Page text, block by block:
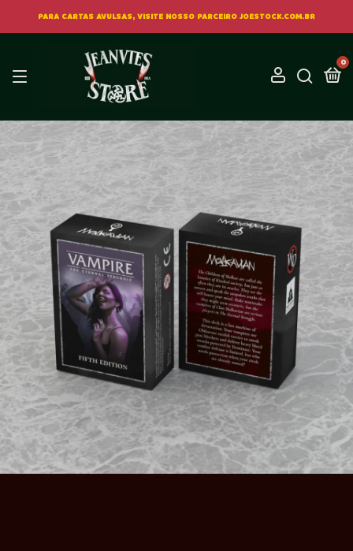
PARA CARTAS AVULSAS, VISITE NOSSO PARCEIRO JOESTOCK.COM.BR
0